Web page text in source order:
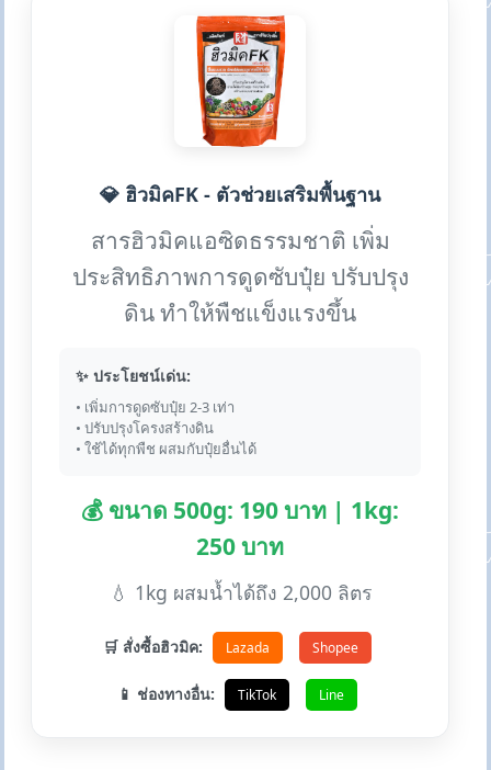
💎 ฮิวมิคFK - ตัวช่วยเสริมพื้นฐาน
สารฮิวมิคแอซิดธรรมชาติ เพิ่ม
ประสิทธิภาพการดูดซับปุ๋ย ปรับปรุง
ดิน ทำให้พืชแข็งแรงขึ้น
✨ ประโยชน์เด่น:
• เพิ่มการดูดซับปุ๋ย 2-3 เท่า
• ปรับปรุงโครงสร้างดิน
• ใช้ได้ทุกพืช ผสมกับปุ๋ยอื่นได้
💰 ขนาด 500g: 190 บาท | 1kg:
250 บาท
💧 1kg ผสมน้ำได้ถึง 2,000 ลิตร
🛒 สั่งซื้อฮิวมิค: Lazada Shopee
📱 ช่องทางอื่น: TikTok Line